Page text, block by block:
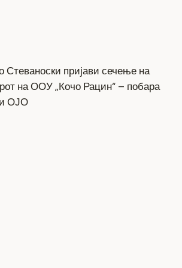
Стеваноски пријави сечење на
на ООУ „Кочо Рацин“ – побара
ОЈО